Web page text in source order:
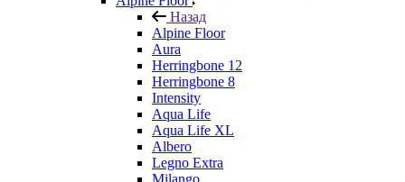
Назад
Alpine Floor
Aura
Herringbone 12
Herringbone 8
Intensity
Aqua Life
Aqua Life XL
Albero
Legno Extra
Milango